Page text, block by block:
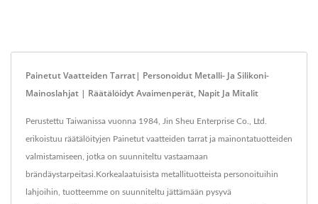
Painetut Vaatteiden Tarrat| Personoidut Metalli- Ja Silikoni-
Mainoslahjat | Räätälöidyt Avaimenperät, Napit Ja Mitalit
Perustettu Taiwanissa vuonna 1984, Jin Sheu Enterprise Co., Ltd.
erikoistuu räätälöityjen Painetut vaatteiden tarrat ja mainontatuotteiden
valmistamiseen, jotka on suunniteltu vastaamaan
brändäystarpeitasi.Korkealaatuisista metallituotteista personoituihin
lahjoihin, tuotteemme on suunniteltu jättämään pysyvä